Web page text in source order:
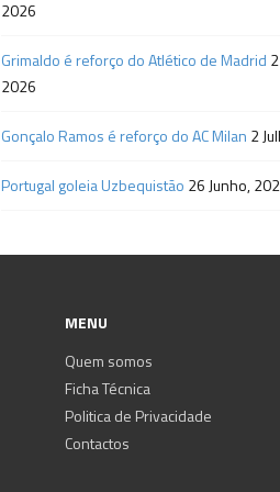
2026
Grimaldo é reforço do Atlético de Madrid
2026
Gonçalo Ramos é reforço do AC Milan 2
Portugal goleia Uzbequistão 26 Junho,
MENU
Quem somos
Ficha Técnica
Politica de Privacidade
Contactos